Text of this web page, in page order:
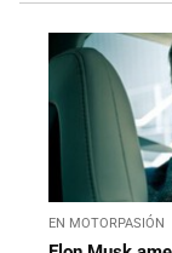
EN MOTORPASIÓN